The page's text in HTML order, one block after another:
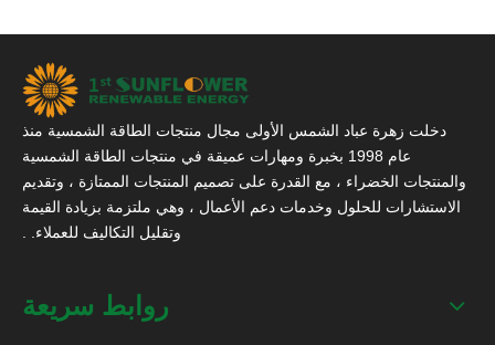
دخلت زهرة عباد الشمس الأولى مجال منتجات الطاقة الشمسية منذ
عام 1998 بخبرة ومهارات عميقة في منتجات الطاقة الشمسية
والمنتجات الخضراء ، مع القدرة على تصميم المنتجات الممتازة ، وتقديم
الاستشارات للحلول وخدمات دعم الأعمال ، وهي ملتزمة بزيادة القيمة
وتقليل التكاليف للعملاء. .
روابط سريعة